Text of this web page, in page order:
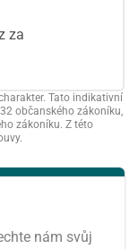
za
Tato indikativní
občanského zákoníku,
zákoníku. Z této
nám svůj